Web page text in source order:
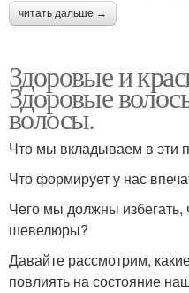
читать дальше →
Здоровые и
Здоровые
волосы.
Что мы вкладываем в эти
Что формирует у нас
Чего мы должны
шевелюры?
Давайте рассмотрим,
повлиять на состояние